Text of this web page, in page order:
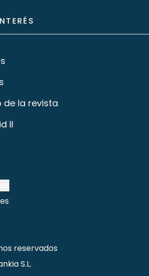
de la revista
II
reservados
S.L.